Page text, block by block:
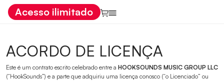
Acesso ilimitado
ACORDO DE LICENÇA
Este é um contrato escrito celebrado entre a HOOKSOUNDS MUSIC GROUP LLC
(“HookSounds”) e a parte que adquiriu uma licença conosco (“o Licenciado” ou